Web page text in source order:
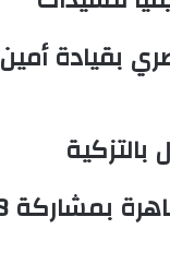
بقيادة